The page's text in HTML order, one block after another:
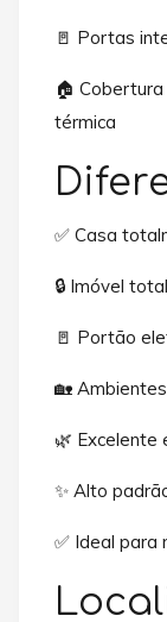
🚪 Portas
🏠
térmica
✅ Casa
🔒 Imóvel
🚪 Portão
🏡
🌿 Excelente
✨ Alto
✅ Ideal para